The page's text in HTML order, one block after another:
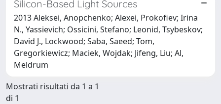
Silicon-Based Light Sources
2013 Aleksei, Anopchenko; Alexei, Prokofiev; Irina
N., Yassievich; Ossicini, Stefano; Leonid, Tsybeskov;
David J., Lockwood; Saba, Saeed; Tom,
Gregorkiewicz; Maciek, Wojdak; Jifeng, Liu; Al,
Meldrum
Mostrati risultati da 1 a 1
di 1